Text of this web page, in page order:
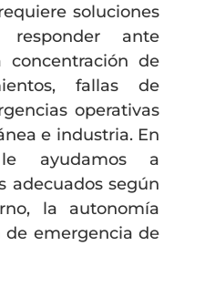
soluciones
responder ante
concentración de
fallas de
operativas
e industria. En
ayudamos a
adecuados según
la autonomía
emergencia de